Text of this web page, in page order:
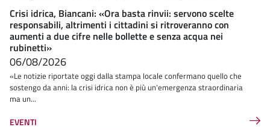
Crisi idrica, Biancani: «Ora basta rinvii: servono scelte
responsabili, altrimenti i cittadini si ritroveranno con
aumenti a due cifre nelle bollette e senza acqua nei
rubinetti»
06/08/2026
«Le notizie riportate oggi dalla stampa locale confermano quello che
sostengo da anni: la crisi idrica non è più un'emergenza straordinaria
ma un...
EVENTI